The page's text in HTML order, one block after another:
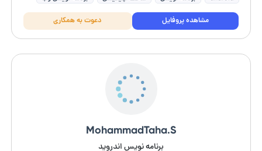
مشاهده پروفایل دعوت به همکاری
MohammadTaha.S
برنامه نویس اندروید